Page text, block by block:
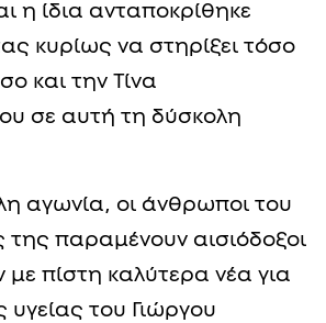
η ίδια ανταποκρίθηκε
κυρίως να στηρίξει τόσο
και την Τίνα
σε αυτή τη δύσκολη
αγωνία, οι άνθρωποι του
της παραμένουν αισιόδοξοι
με πίστη καλύτερα νέα για
υγείας του Γιώργου